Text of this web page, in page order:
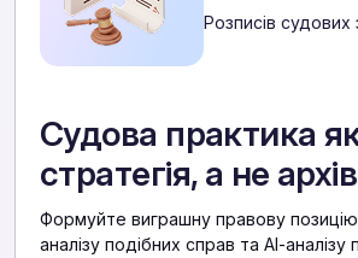
Розписів судових
Судова практика
стратегія, а не архів
Формуйте виграшну правову
аналізу подібних справ та АІ-аналізу